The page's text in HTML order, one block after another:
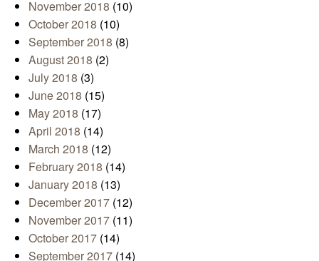
November 2018 (10)
October 2018 (10)
September 2018 (8)
August 2018 (2)
July 2018 (3)
June 2018 (15)
May 2018 (17)
April 2018 (14)
March 2018 (12)
February 2018 (14)
January 2018 (13)
December 2017 (12)
November 2017 (11)
October 2017 (14)
September 2017 (14)